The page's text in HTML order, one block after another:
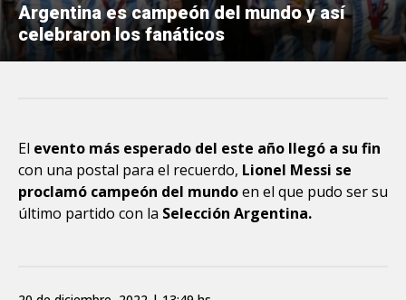
Argentina es campeón del mundo y así
celebraron los fanáticos
El evento más esperado del este año llegó a su fin
con una postal para el recuerdo, Lionel Messi se
proclamó campeón del mundoen el que pudo ser su
último partido con la Selección Argentina.